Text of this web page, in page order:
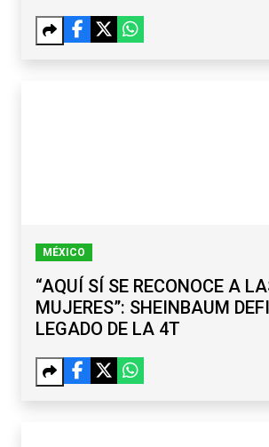
MÉXICO
“AQUÍ SÍ SE RECONOCE A
MUJERES”: SHEINBAUM
LEGADO DE LA 4T